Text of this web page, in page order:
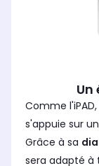
Comme l'iPAD,
s'appuie sur
Grâce à sa
sera adapté à